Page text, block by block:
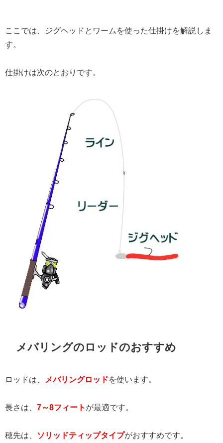
ここでは、ジグヘッドとワームを使った仕掛けを解説しま
す。
仕掛けは次のとおりです。
メバリングのロッドのおすすめ
ロッドは、 メバリングロッドを使います。
長さは、 7～8フィート が最適です。
穂先は、 ソリッドティップタイプがおすすめです。